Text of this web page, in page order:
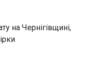
на Чернігівщині,